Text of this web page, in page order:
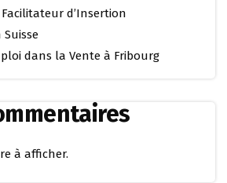
Facilitateur d’Insertion
dans la Vente à Fribourg
à afficher.